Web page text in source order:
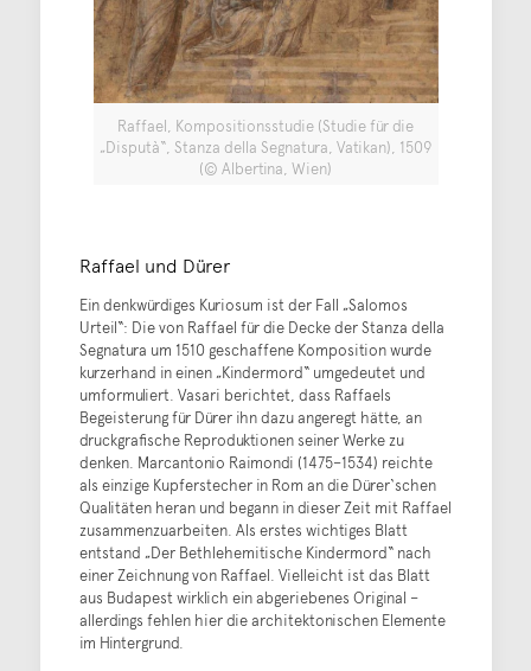
Raffael, Kompositionsstudie (Studie für die
„Disputà“, Stanza della Segnatura, Vatikan), 1509
(© Albertina, Wien)
Raffael und Dürer
Ein denkwürdiges Kuriosum ist der Fall „Salomos
Urteil“: Die von Raffael für die Decke der Stanza della
Segnatura um 1510 geschaffene Komposition wurde
kurzerhand in einen „Kindermord“ umgedeutet und
umformuliert. Vasari berichtet, dass Raffaels
Begeisterung für Dürer ihn dazu angeregt hätte, an
druckgrafische Reproduktionen seiner Werke zu
denken. Marcantonio Raimondi (1475–1534) reichte
als einzige Kupferstecher in Rom an die Dürer‘schen
Qualitäten heran und begann in dieser Zeit mit Raffael
zusammenzuarbeiten. Als erstes wichtiges Blatt
entstand „Der Bethlehemitische Kindermord“ nach
einer Zeichnung von Raffael. Vielleicht ist das Blatt
aus Budapest wirklich ein abgeriebenes Original –
allerdings fehlen hier die architektonischen Elemente
im Hintergrund.